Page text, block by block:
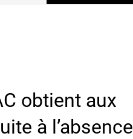
obtient aux
à l’absence